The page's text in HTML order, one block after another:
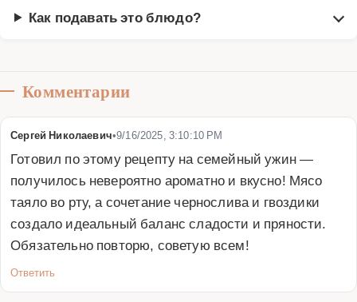
Как подавать это блюдо?
Комментарии
Сергей Николаевич•9/16/2025, 3:10:10 PM
Готовил по этому рецепту на семейный ужин —
получилось невероятно ароматно и вкусно! Мясо
таяло во рту, а сочетание чернослива и гвоздики
создало идеальный баланс сладости и пряности.
Обязательно повторю, советую всем!
Ответить